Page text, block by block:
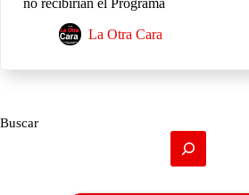
no recibirían el Programa
La Otra Cara
Buscar